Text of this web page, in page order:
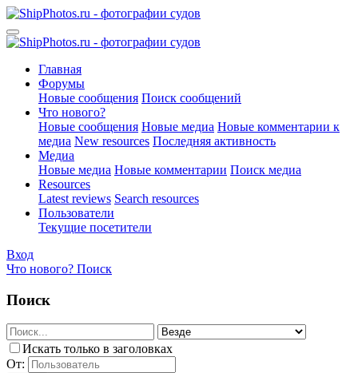
Главная
Форумы
Новые сообщения Поиск сообщений
Что нового?
Новые сообщения Новые медиа Новые комментарии к
медиа New resources Последняя активность
Медиа
Новые медиа Новые комментарии Поиск медиа
Resources
Latest reviews Search resources
Пользователи
Текущие посетители
Вход
Что нового? Поиск
Поиск
Искать только в заголовках
От: